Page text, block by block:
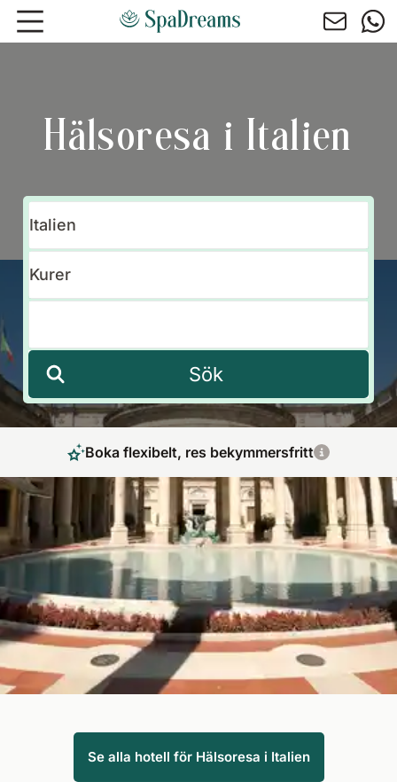
Hoppa till huvudinnehåll
Hälsoresa i Italien
Sök
Boka flexibelt, res bekymmersfritt
Semester med hälsokur och medelhavskänsla
Medelhavslandet Italien med sina vackra kuster och långa
sandstränder är förmodligen ett av de mest populära
semestermålen. Njut av din hälsoresa med spabehandlingar i
en av Italiens vackraste regioner och låt din kropp och ditt
sinne finna ro.
Se alla hotell för Hälsoresa i Italien